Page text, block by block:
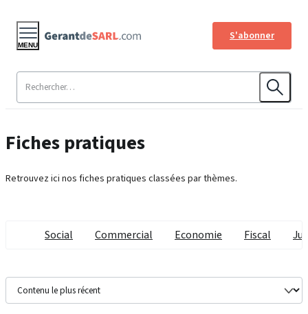
S'abonner
MENU
Fiches pratiques
Retrouvez ici nos fiches pratiques classées par thèmes.
Social Commercial Economie Fiscal